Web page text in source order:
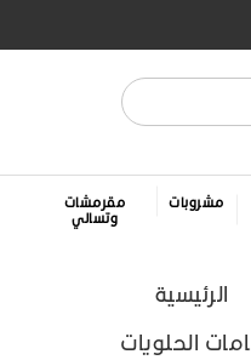
مشروبات
مقرمشات
وتسالي
الرئيسية
الحلويات